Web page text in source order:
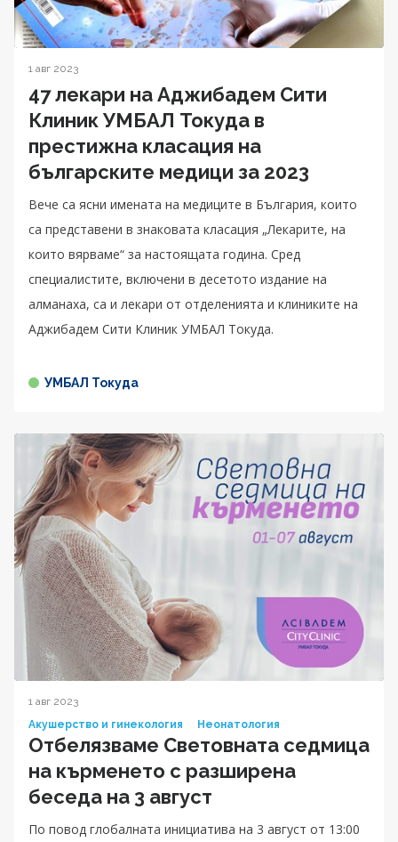
1 авг 2023
47 лекари на Аджибадем Сити
Клиник УМБАЛ Токуда в
престижна класация на
българските медици за 2023
Вече са ясни имената на медиците в България, които
са представени в знаковата класация „Лекарите, на
които вярваме“ за настоящата година. Сред
специалистите, включени в десетото издание на
алманаха, са и лекари от отделенията и клиниките на
Аджибадем Сити Клиник УМБАЛ Токуда.
УМБАЛ Токуда
1 авг 2023
Акушерство и гинекология
Неонатология
Отбелязваме Световната седмица
на кърменето с разширена
беседа на 3 август
По повод глобалната инициатива на 3 август от 13:00